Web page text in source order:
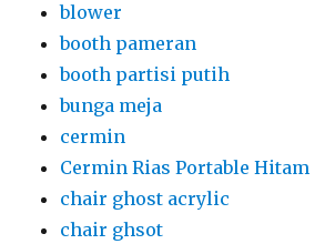
blower
booth pameran
booth partisi putih
bunga meja
cermin
Cermin Rias Portable Hitam
chair ghost acrylic
chair ghsot